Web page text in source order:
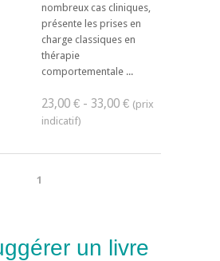
nombreux cas cliniques,
présente les prises en
charge classiques en
thérapie
comportementale ...
23,00 € - 33,00 €
1
un livre